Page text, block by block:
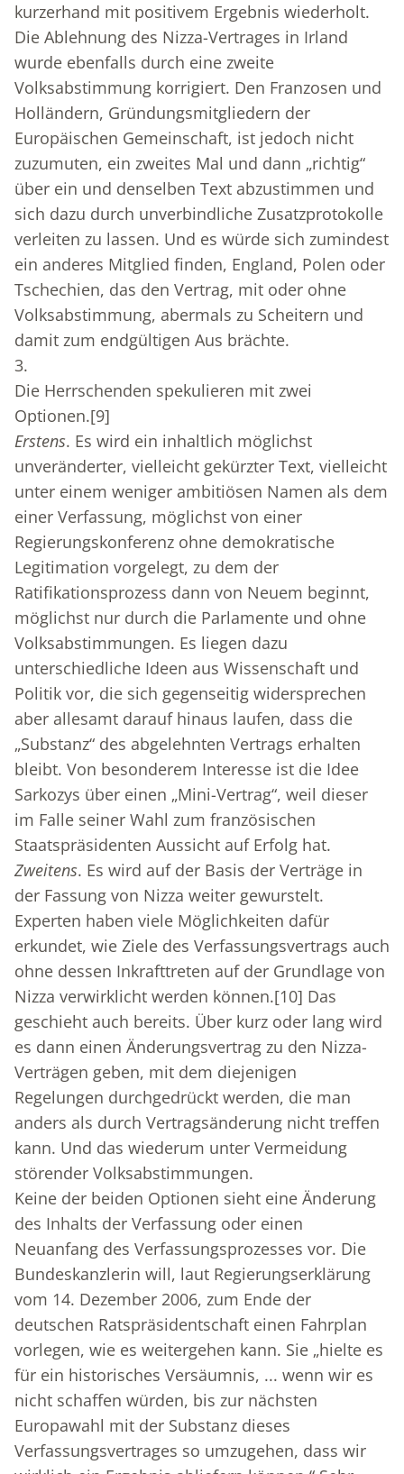
kurzerhand mit positivem Ergebnis wiederholt.
Die Ablehnung des Nizza-Vertrages in Irland
wurde ebenfalls durch eine zweite
Volksabstimmung korrigiert. Den Franzosen und
Holländern, Gründungsmitgliedern der
Europäischen Gemeinschaft, ist jedoch nicht
zuzumuten, ein zweites Mal und dann „richtig“
über ein und denselben Text abzustimmen und
sich dazu durch unverbindliche Zusatzprotokolle
verleiten zu lassen. Und es würde sich zumindest
ein anderes Mitglied finden, England, Polen oder
Tschechien, das den Vertrag, mit oder ohne
Volksabstimmung, abermals zu Scheitern und
damit zum endgültigen Aus brächte.
3.
Die Herrschenden spekulieren mit zwei
Optionen.[9]
Erstens. Es wird ein inhaltlich möglichst
unveränderter, vielleicht gekürzter Text, vielleicht
unter einem weniger ambitiösen Namen als dem
einer Verfassung, möglichst von einer
Regierungskonferenz ohne demokratische
Legitimation vorgelegt, zu dem der
Ratifikationsprozess dann von Neuem beginnt,
möglichst nur durch die Parlamente und ohne
Volksabstimmungen. Es liegen dazu
unterschiedliche Ideen aus Wissenschaft und
Politik vor, die sich gegenseitig widersprechen
aber allesamt darauf hinaus laufen, dass die
„Substanz“ des abgelehnten Vertrags erhalten
bleibt. Von besonderem Interesse ist die Idee
Sarkozys über einen „Mini-Vertrag“, weil dieser
im Falle seiner Wahl zum französischen
Staatspräsidenten Aussicht auf Erfolg hat.
Zweitens. Es wird auf der Basis der Verträge in
der Fassung von Nizza weiter gewurstelt.
Experten haben viele Möglichkeiten dafür
erkundet, wie Ziele des Verfassungsvertrags auch
ohne dessen Inkrafttreten auf der Grundlage von
Nizza verwirklicht werden können.[10] Das
geschieht auch bereits. Über kurz oder lang wird
es dann einen Änderungsvertrag zu den Nizza-
Verträgen geben, mit dem diejenigen
Regelungen durchgedrückt werden, die man
anders als durch Vertragsänderung nicht treffen
kann. Und das wiederum unter Vermeidung
störender Volksabstimmungen.
Keine der beiden Optionen sieht eine Änderung
des Inhalts der Verfassung oder einen
Neuanfang des Verfassungsprozesses vor. Die
Bundeskanzlerin will, laut Regierungserklärung
vom 14. Dezember 2006, zum Ende der
deutschen Ratspräsidentschaft einen Fahrplan
vorlegen, wie es weitergehen kann. Sie „hielte es
für ein historisches Versäumnis, ... wenn wir es
nicht schaffen würden, bis zur nächsten
Europawahl mit der Substanz dieses
Verfassungsvertrages so umzugehen, dass wir